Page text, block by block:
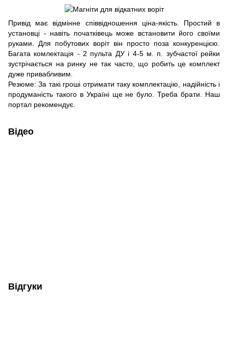
Привід має відмінне співвідношення ціна-якість. Простий в
установці - навіть початківець може встановити його своїми
руками. Для побутових воріт він просто поза конкуренцією.
Багата комлектація - 2 пульта ДУ і 4-5 м. п. зубчастої рейки
зустрічається на ринку не так часто, що робить це комплект
дуже привабливим.
Резюме: За такі гроші отримати таку комплектацію, надійність і
продуманість такого в Україні ще не було. Треба брати. Наш
портал рекомендує.
Відео
Відгуки